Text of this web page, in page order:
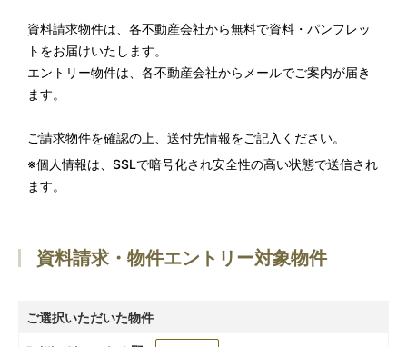
資料請求物件は、各不動産会社から無料で資料・パンフレッ
トをお届けいたします。
エントリー物件は、各不動産会社からメールでご案内が届き
ます。
ご請求物件を確認の上、送付先情報をご記入ください。
※個人情報は、SSLで暗号化され安全性の高い状態で送信され
ます。
資料請求・物件エントリー対象物件
ご選択いただいた物件